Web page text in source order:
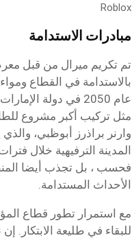
Roblox
مبادرات الاستدامة
تم تكريم ميرال من قبل
بالاستدامة في القطاع
عام 2050 في دولة
مثل تركيب أكبر مشروع
المدينة الترفيهية خلال
فحسب ، بل تجذب أيضا
الأحداث المستدامة.
مع استمرار تطور قطاع
للبقاء في طليعة الابتكار.